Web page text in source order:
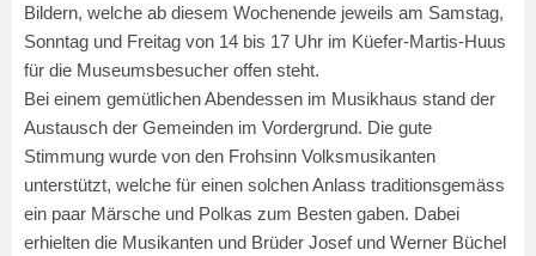
Bildern, welche ab diesem Wochenende jeweils am Samstag,
Sonntag und Freitag von 14 bis 17 Uhr im Küefer-Martis-Huus
für die Museumsbesucher offen steht.
Bei einem gemütlichen Abendessen im Musikhaus stand der
Austausch der Gemeinden im Vordergrund. Die gute
Stimmung wurde von den Frohsinn Volksmusikanten
unterstützt, welche für einen solchen Anlass traditionsgemäss
ein paar Märsche und Polkas zum Besten gaben. Dabei
erhielten die Musikanten und Brüder Josef und Werner Büchel